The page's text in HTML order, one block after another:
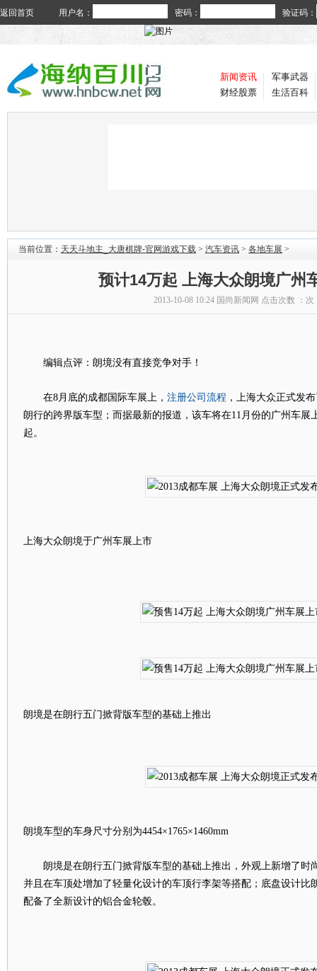
返回首页 用户名： 密码： 验证码：
新闻资讯
财经股票
军事武器
生活百科
当前位置： 天天斗地主_大唐棋牌-官网游戏下载 > 汽车资讯 > 各地车展 >
预计14万起 上海大众朗境广州
2013-10-08 10:24 国尚新闻网 点击次数 ： 次
编辑点评：朗境没有直接竞争对手！
在8月底的成都国际车展上， 注册公司流程 ，上海大众正式发
朗行的跨界版车型；而据最新的报道，该车将在11月份的广州车展
起。
上海大众朗境于广州车展上市
朗境是在朗行五门掀背版车型的基础上推出
朗境车型的车身尺寸分别为4454×1765×1460mm
朗境是在朗行五门掀背版车型的基础上推出，外观上新增了时
并且在车顶处增加了轻量化设计的车顶行李架等搭配；底盘设计比
配备了全新设计的铝合金轮毂。